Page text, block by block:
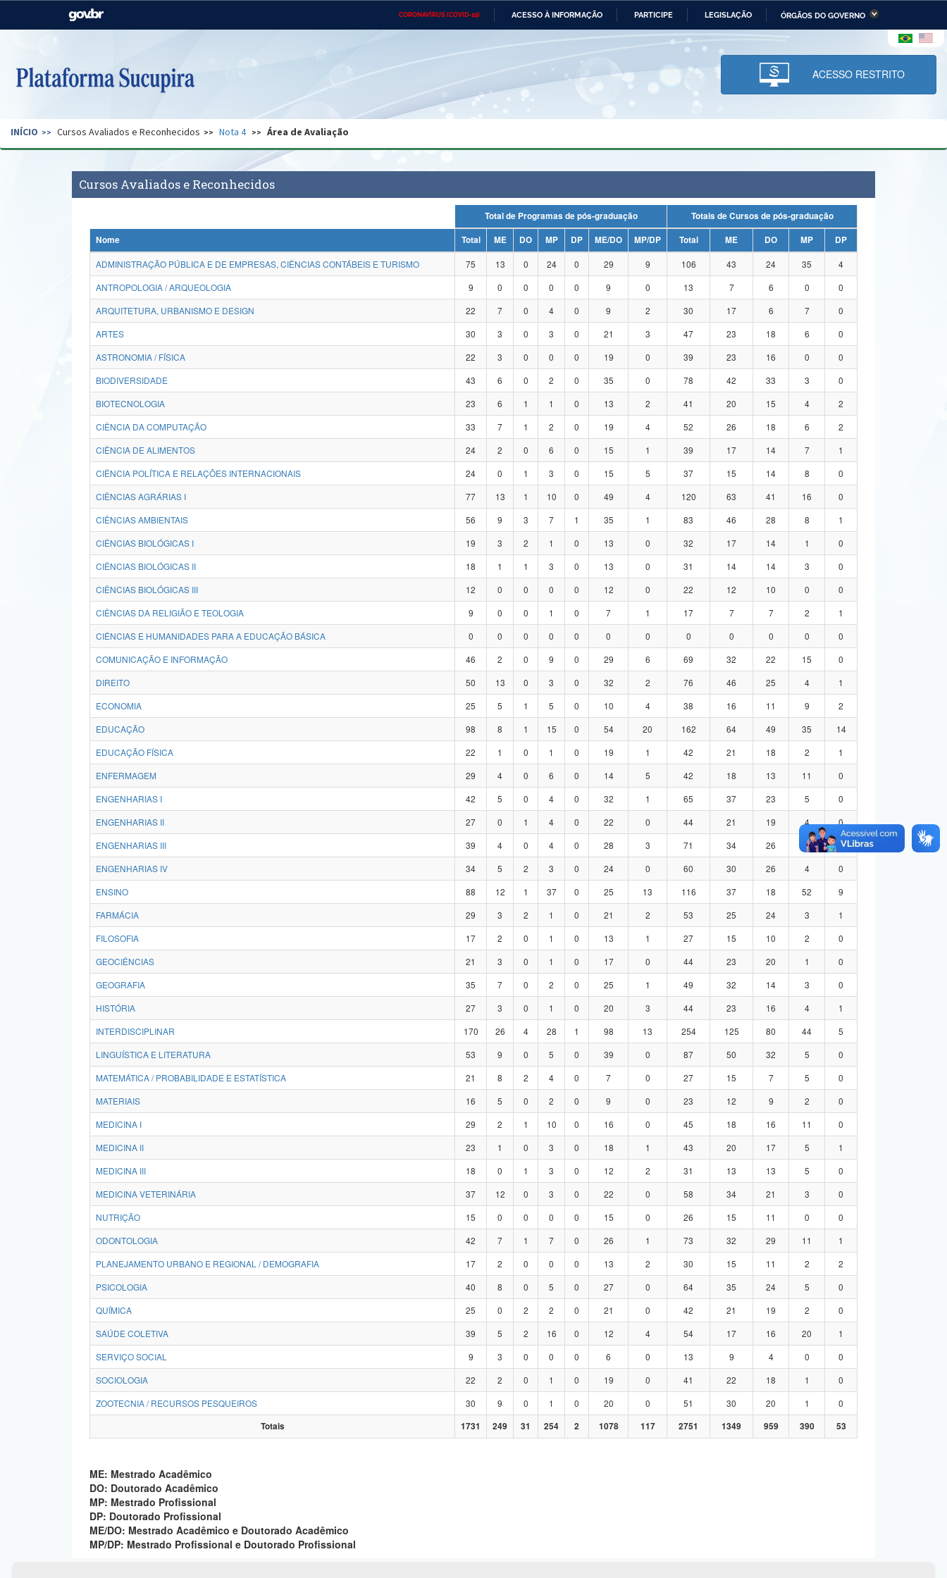
CORONAVÍRUS (COVID-19) ACESSO À INFORMAÇÃO PARTICIPE LEGISLAÇÃO ÓRGÃOS DO GOVERNO
Casa Civil Ministério das Relações Ministério da Economia Ministério da Infraestrutura
Pecuária e Abastecimento
Ministério da Ciência,
Tecnologia, Inovações e
Comunicações
Ministério do Desenvolvimento
Regional e dos Direitos Humanos
Secretaria de Governo Gabinete de Segurança Advocacia-Geral da União Banco Central do Brasil Planalto
ACESSO RESTRITO
INÍCIO Cursos Avaliados e Reconhecidos Nota 4 Área de Avaliação
Cursos Avaliados e Reconhecidos
Total de Programas de pós-graduação
Totais de Cursos de pós-graduação
Nome
Total ME DO MP DP ME/DO MP/DP Total ME DO MP
DP
ADMINISTRAÇÃO PÚBLICA E DE EMPRESAS, CIÊNCIAS CONTÁBEIS E TURISMO
75 13 0 24 0 29 9 106 43 24 35
4
ANTROPOLOGIA / ARQUEOLOGIA
9 0 0 0 0 9 0 13 7 6 0
0
ARQUITETURA, URBANISMO E DESIGN
22 7 0 4 0 9 2 30 17 6 7
0
ARTES
30 3 0 3 0 21 3 47 23 18 6
0
ASTRONOMIA / FÍSICA
22 3 0 0 0 19 0 39 23 16 0
0
BIODIVERSIDADE
43 6 0 2 0 35 0 78 42 33 3
0
BIOTECNOLOGIA
23 6 1 1 0 13 2 41 20 15 4
2
CIÊNCIA DA COMPUTAÇÃO
33 7 1 2 0 19 4 52 26 18 6
2
CIÊNCIA DE ALIMENTOS
24 2 0 6 0 15 1 39 17 14 7
1
CIÊNCIA POLÍTICA E RELAÇÕES INTERNACIONAIS
24 0 1 3 0 15 5 37 15 14 8
0
CIÊNCIAS AGRÁRIAS I
77 13 1 10 0 49 4 120 63 41 16
0
CIÊNCIAS AMBIENTAIS
56 9 3 7 1 35 1 83 46 28 8
1
CIÊNCIAS BIOLÓGICAS I
19 3 2 1 0 13 0 32 17 14 1
0
CIÊNCIAS BIOLÓGICAS II
18 1 1 3 0 13 0 31 14 14 3
0
CIÊNCIAS BIOLÓGICAS III
12 0 0 0 0 12 0 22 12 10 0
0
CIÊNCIAS DA RELIGIÃO E TEOLOGIA
9 0 0 1 0 7 1 17 7 7 2
1
CIÊNCIAS E HUMANIDADES PARA A EDUCAÇÃO BÁSICA
0 0 0 0 0 0 0 0 0 0 0
0
COMUNICAÇÃO E INFORMAÇÃO
46 2 0 9 0 29 6 69 32 22 15
0
DIREITO
50 13 0 3 0 32 2 76 46 25 4
1
ECONOMIA
25 5 1 5 0 10 4 38 16 11 9
2
EDUCAÇÃO
98 8 1 15 0 54 20 162 64 49 35
14
EDUCAÇÃO FÍSICA
22 1 0 1 0 19 1 42 21 18 2
1
ENFERMAGEM
29 4 0 6 0 14 5 42 18 13 11
0
ENGENHARIAS I
42 5 0 4 0 32 1 65 37 23 5
0
ENGENHARIAS II
27 0 1 4 0 22 0 44 21 19 4
0
ENGENHARIAS III
39 4 0 4 0 28 3 71 34 26 8
3
ENGENHARIAS IV
34 5 2 3 0 24 0 60 30 26 4
0
ENSINO
88 12 1 37 0 25 13 116 37 18 52
9
FARMÁCIA
29 3 2 1 0 21 2 53 25 24 3
1
FILOSOFIA
17 2 0 1 0 13 1 27 15 10 2
0
GEOCIÊNCIAS
21 3 0 1 0 17 0 44 23 20 1
0
GEOGRAFIA
35 7 0 2 0 25 1 49 32 14 3
0
HISTÓRIA
27 3 0 1 0 20 3 44 23 16 4
1
INTERDISCIPLINAR
170 26 4 28 1 98 13 254 125 80 44
5
LINGUÍSTICA E LITERATURA
53 9 0 5 0 39 0 87 50 32 5
0
MATEMÁTICA / PROBABILIDADE E ESTATÍSTICA
21 8 2 4 0 7 0 27 15 7 5
0
MATERIAIS
16 5 0 2 0 9 0 23 12 9 2
0
MEDICINA I
29 2 1 10 0 16 0 45 18 16 11
0
MEDICINA II
23 1 0 3 0 18 1 43 20 17 5
1
MEDICINA III
18 0 1 3 0 12 2 31 13 13 5
0
MEDICINA VETERINÁRIA
37 12 0 3 0 22 0 58 34 21 3
0
NUTRIÇÃO
15 0 0 0 0 15 0 26 15 11 0
0
ODONTOLOGIA
42 7 1 7 0 26 1 73 32 29 11
1
PLANEJAMENTO URBANO E REGIONAL / DEMOGRAFIA
17 2 0 0 0 13 2 30 15 11 2
2
PSICOLOGIA
40 8 0 5 0 27 0 64 35 24 5
0
QUÍMICA
25 0 2 2 0 21 0 42 21 19 2
0
SAÚDE COLETIVA
39 5 2 16 0 12 4 54 17 16 20
1
SERVIÇO SOCIAL
9 3 0 0 0 6 0 13 9 4 0
0
SOCIOLOGIA
22 2 0 1 0 19 0 41 22 18 1
0
ZOOTECNIA / RECURSOS PESQUEIROS
30 9 0 1 0 20 0 51 30 20 1
0
Totais
1731 249 31 254 2 1078 117 2751 1349 959 390 53
ME: Mestrado Acadêmico
DO: Doutorado Acadêmico
MP: Mestrado Profissional
DP: Doutorado Profissional
ME/DO: Mestrado Acadêmico e Doutorado Acadêmico
MP/DP: Mestrado Profissional e Doutorado Profissional